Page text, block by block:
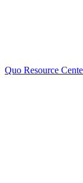
Quo Resource